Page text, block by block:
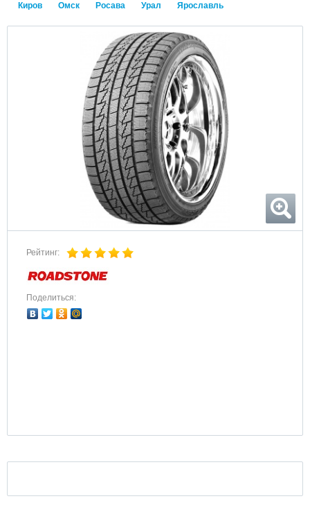
Киров Омск Росава Урал Ярославль
Рейтинг:
Поделиться: